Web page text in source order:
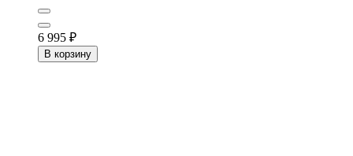
6 995 ₽
В корзину